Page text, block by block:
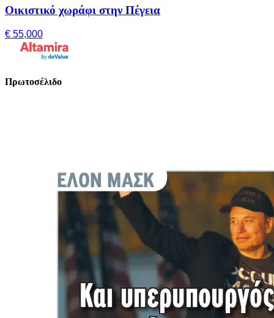
Οικιστικό χωράφι στην Πέγεια
€ 55,000
Πρωτοσέλιδο